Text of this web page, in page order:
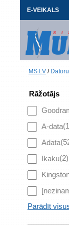
E-VEIKALS
MS.LV /
Rāžotājs
A-data
Adata
Ikaku(2)
Parādīt